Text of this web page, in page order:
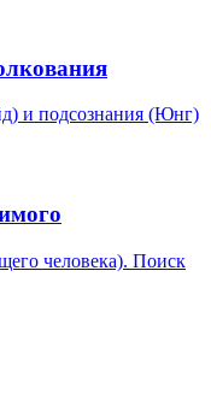
и подсознания (Юнг)
человека). Поиск